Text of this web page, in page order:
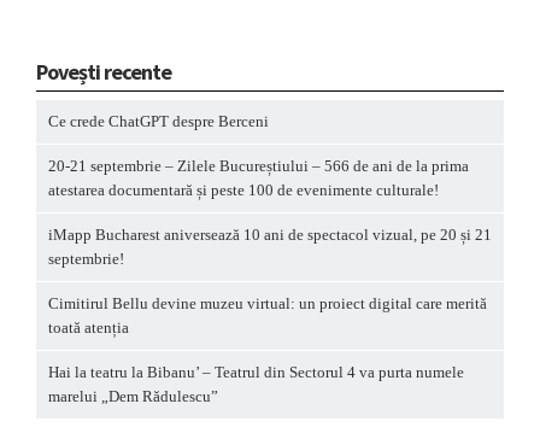
Povești recente
Ce crede ChatGPT despre Berceni
20-21 septembrie – Zilele Bucureștiului – 566 de ani de la prima
atestarea documentară și peste 100 de evenimente culturale!
iMapp Bucharest aniversează 10 ani de spectacol vizual, pe 20 și 21
septembrie!
Cimitirul Bellu devine muzeu virtual: un proiect digital care merită
toată atenția
Hai la teatru la Bibanu’ – Teatrul din Sectorul 4 va purta numele
marelui „Dem Rădulescu”